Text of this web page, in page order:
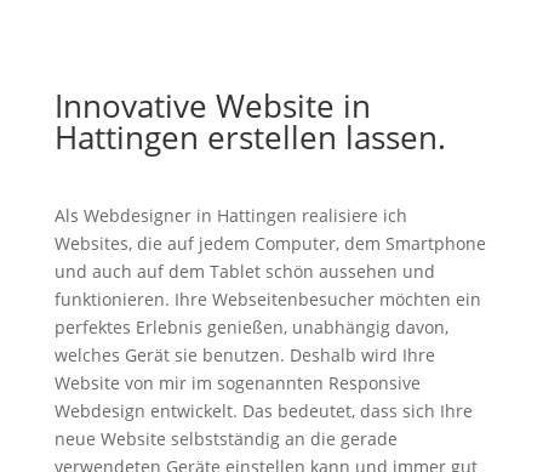
Innovative Website in
Hattingen erstellen lassen.
Als Webdesigner in Hattingen realisiere ich
Websites, die auf jedem Computer, dem Smartphone
und auch auf dem Tablet schön aussehen und
funktionieren. Ihre Webseitenbesucher möchten ein
perfektes Erlebnis genießen, unabhängig davon,
welches Gerät sie benutzen. Deshalb wird Ihre
Website von mir im sogenannten Responsive
Webdesign entwickelt. Das bedeutet, dass sich Ihre
neue Website selbstständig an die gerade
verwendeten Geräte einstellen kann und immer gut